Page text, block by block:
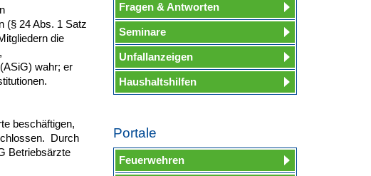
(§ 24 Abs. 1 Satz
die
wahr; er
beschäftigen,
Durch
Betriebsärzte
Fragen & Antworten
Seminare
Unfallanzeigen
Haushaltshilfen
Portale
Feuerwehren